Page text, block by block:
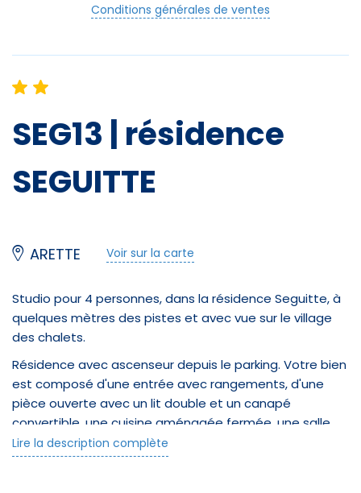
Etudiants - +
SEG13 | résidence
SEGUITTE
ARETTE Voir sur la carte
Studio pour 4 personnes, dans la résidence Seguitte, à
quelques mètres des pistes et avec vue sur le village
des chalets.
Résidence avec ascenseur depuis le parking. Votre bien
est composé d'une entrée avec rangements, d'une
pièce ouverte avec un lit double et un canapé
convertible, une cuisine aménagée fermée, une salle
d'eau avec W.C. et un petit balcon.
Lire la description complète
Conditions générales de ventes